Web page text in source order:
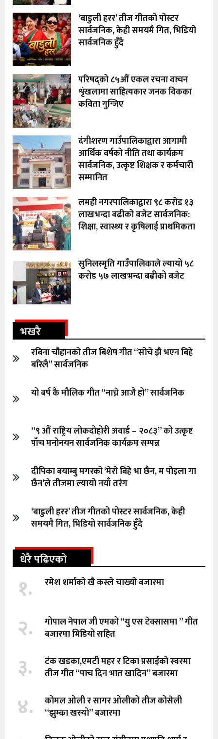
‘बाडुली हरर’ तीज गीतको पोस्टर
सार्वजनिक, केही समयमै गित, भिडियो
सार्वजनिक हुँदै
परिषद्को ८५औँ एकल रचना वाचन
शृंखलामा साहित्यकार जनक विकका
कविता गुन्जिए
दंगीशरण गाउँपालिकाद्वारा आगामी
आर्थिक वर्षको नीति तथा कार्यक्रम
सार्वजनिक, उत्कृष्ट शिक्षक र कर्मचारी
सम्मानित
लमही नगरपालिकाद्वारा ९८ करोड १३
लाखभन्दा बढीको बजेट सार्वजनिक:
शिक्षा, स्वास्थ्य र कृषिलाई प्राथमिकता
सुनिलस्मृति गाउँपालिकाले ल्यायो ५८
करोड ५७ लाखभन्दा बढीको बजेट
भखरै
रबिना चौहानको तीज बिशेष गीत “सोचे झै भएन बिहे
बरिलै” सार्वजनिक
यो बर्ष कै मौलिक गीत “नाच्ने आजै हो” सार्वजनिक
“९ औँ राष्ट्रिय लोकदोहोरी अवार्ड – २०८३” को उत्कृष्ट
पाँच मनोनयन सार्वजनिक कार्यक्रम सम्पन्न
दीपिका बयाम्बु मगरको ‘मेरो बिहे भा छैन, म पोइला गा
छैन’ले तीजमा ल्यायो नयाँ तरंग
‘बाडुली हरर’ तीज गीतको पोस्टर सार्वजनिक, केही
समयमै गित, भिडियो सार्वजनिक हुँदै
धेरै पढिएको
१. रमेश शर्माको खै कस्ले चाख्यो बजारमा
२.
गोपाल नेपाल जी एमको “यु एस टेक्सासमा ” गीत
बजारमा भिडियो सहित
३.
टंक खडका,एमटी महर र टिका प्रसाईको स्वरमा
तीज गीत “पाच दिन भात खादिन” बजारमा
४.
कोमल ओली र सागर ओलीको तीज कोसेली
“झुम्का खस्यो” बजारमा